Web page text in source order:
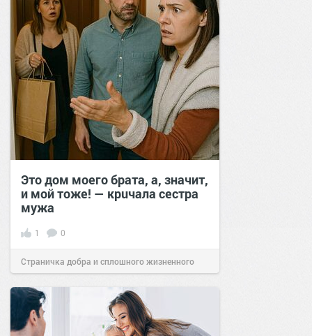
Это дом моего брата, а, значит,
и мой тоже! — крuчала сестра
мужа
1 0
Страничка добра и сплошного жизненного
позитива!18:00 15 апр 2025